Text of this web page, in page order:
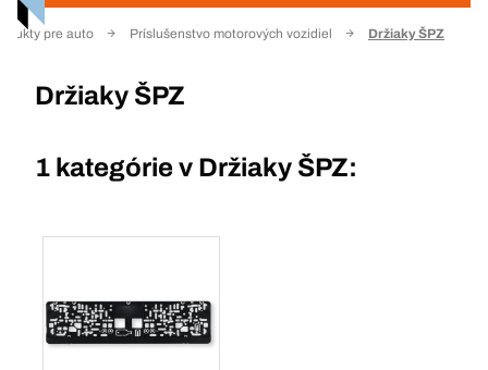
pre auto Príslušenstvo motorových vozidiel Držiaky ŠPZ
Držiaky ŠPZ
1 kategórie v Držiaky ŠPZ: